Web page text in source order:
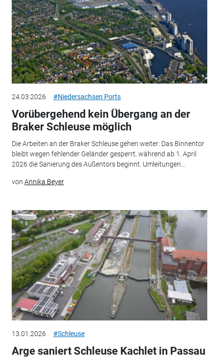
24.03.2026 #Niedersachsen Ports
Vorübergehend kein Übergang an der
Braker Schleuse möglich
Die Arbeiten an der Braker Schleuse gehen weiter: Das Binnentor
bleibt wegen fehlender Geländer gesperrt, während ab 1. April
2026 die Sanierung des Außentors beginnt. Umleitungen...
von Annika Beyer
13.01.2026 #Schleuse
Arge saniert Schleuse Kachlet in Passau